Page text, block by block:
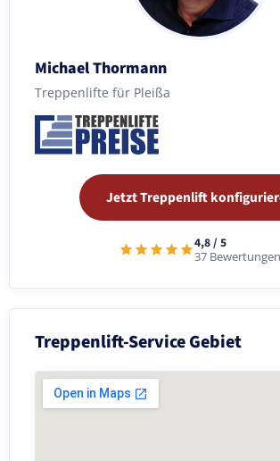
Michael Thormann
Treppenlifte für Pleißa
Jetzt Treppenlift
4,8 / 5
37 Bewertungen
Treppenlift-Service Gebiet